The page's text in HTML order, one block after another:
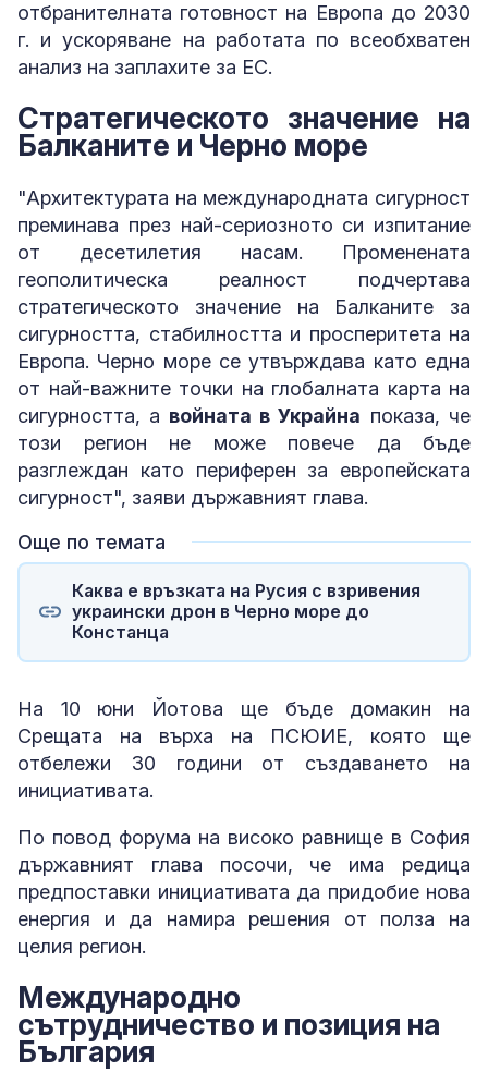
отбранителната готовност на Европа до 2030
г. и ускоряване на работата по всеобхватен
анализ на заплахите за ЕС.
Стратегическото значение на
Балканите и Черно море
"Архитектурата на международната сигурност
преминава през най-сериозното си изпитание
от десетилетия насам. Променената
геополитическа реалност подчертава
стратегическото значение на Балканите за
сигурността, стабилността и просперитета на
Европа. Черно море се утвърждава като една
от най-важните точки на глобалната карта на
сигурността, а войната в Украйна показа, че
този регион не може повече да бъде
разглеждан като периферен за европейската
сигурност", заяви държавният глава.
Още по темата
Каква е връзката на Русия с взривения
украински дрон в Черно море до
Констанца
На 10 юни Йотова ще бъде домакин на
Срещата на върха на ПСЮИЕ, която ще
отбележи 30 години от създаването на
инициативата.
По повод форума на високо равнище в София
държавният глава посочи, че има редица
предпоставки инициативата да придобие нова
енергия и да намира решения от полза на
целия регион.
Международно
сътрудничество и позиция на
България